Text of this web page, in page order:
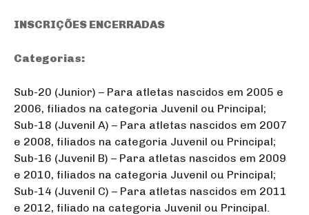
INSCRIÇÕES ENCERRADAS
Categorias:
Sub-20 (Junior) – Para atletas nascidos em 2005 e
2006, filiados na categoria Juvenil ou Principal;
Sub-18 (Juvenil A) – Para atletas nascidos em 2007
e 2008, filiados na categoria Juvenil ou Principal;
Sub-16 (Juvenil B) – Para atletas nascidos em 2009
e 2010, filiados na categoria Juvenil ou Principal;
Sub-14 (Juvenil C) – Para atletas nascidos em 2011
e 2012, filiado na categoria Juvenil ou Principal.